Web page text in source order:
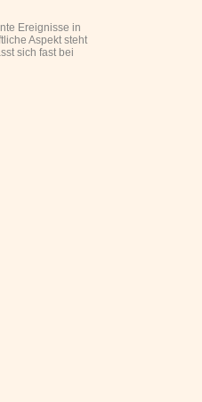
Ereignisse in
Aspekt steht
sich fast bei